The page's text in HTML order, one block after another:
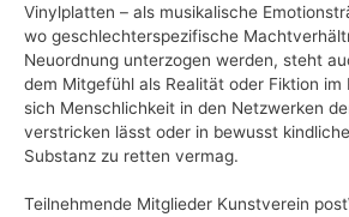
Vinylplatten – als musikalische
wo geschlechterspezifische
Neuordnung unterzogen werden, steht
dem Mitgefühl als Realität oder Fiktion im
sich Menschlichkeit in den Netzwerken
verstricken lässt oder in bewusst
Substanz zu retten vermag.
Teilnehmende Mitglieder Kunstverein